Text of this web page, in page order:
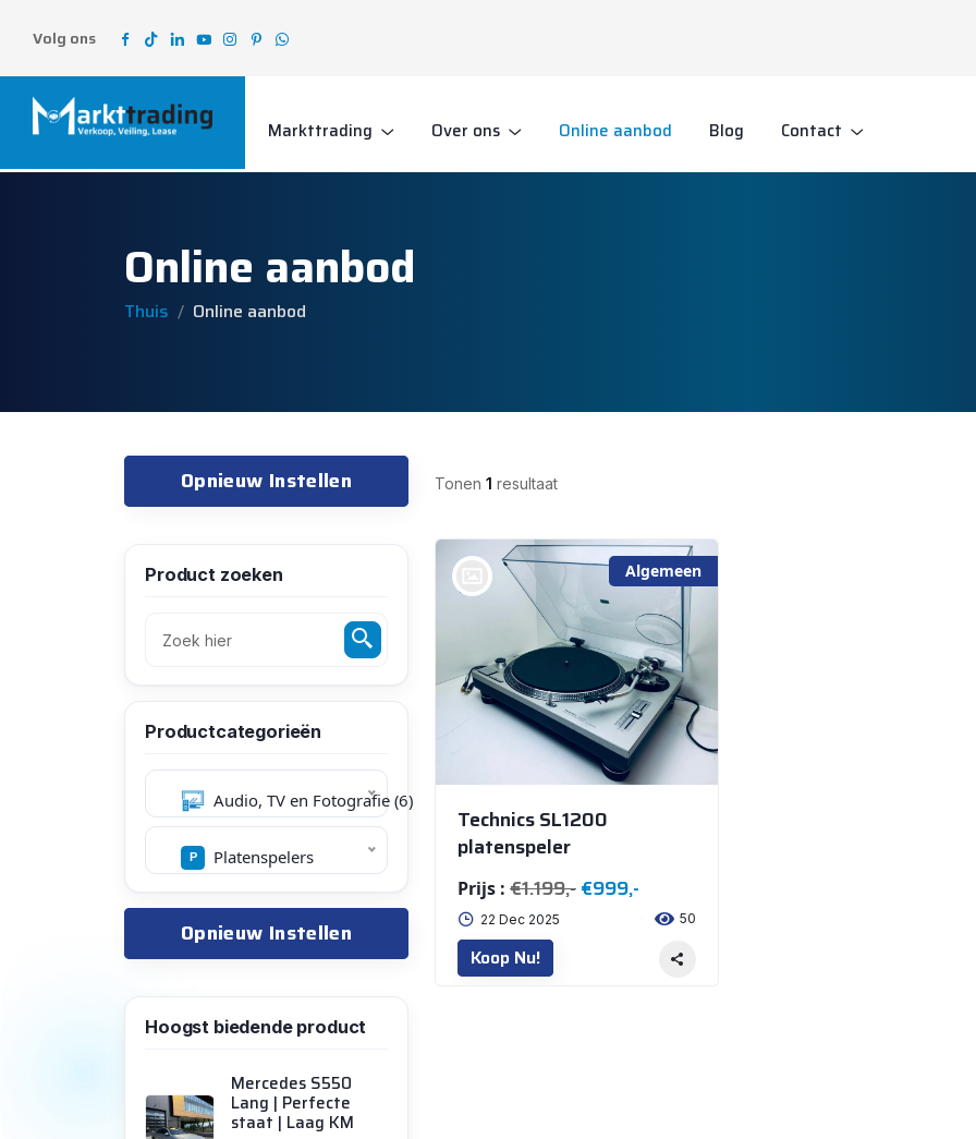
Volg ons
Markttrading Over ons Online aanbod Blog Contact
Online aanbod
Thuis Online aanbod
Opnieuw Instellen
Product zoeken
Productcategorieën
Audio, TV en Fotografie (6)
Platenspelers
Opnieuw Instellen
Hoogst biedende product
Mercedes S550
Lang | Perfecte
staat | Laag KM
Tonen 1 resultaat
Algemeen
Technics SL1200
platenspeler
Prijs : €1.199,-€999,-
22 Dec 2025 50
Koop Nu!